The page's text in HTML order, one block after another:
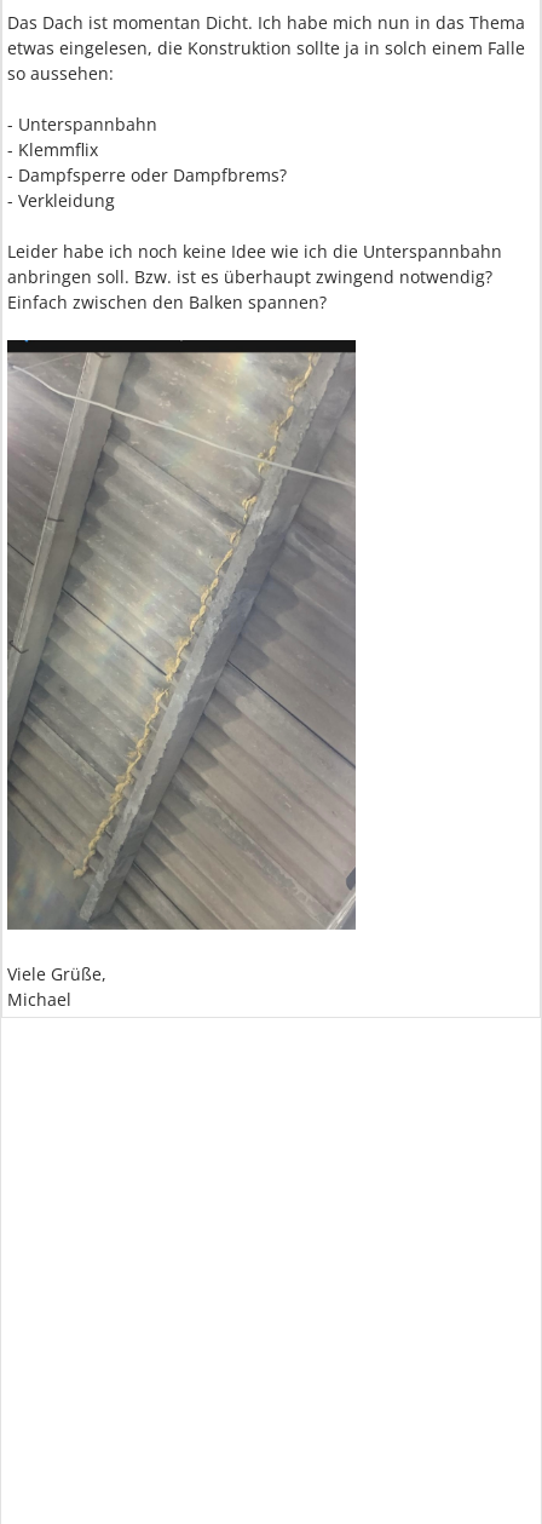
Das Dach ist momentan Dicht. Ich habe mich nun in das Thema
etwas eingelesen, die Konstruktion sollte ja in solch einem Falle
so aussehen:
- Unterspannbahn
- Klemmflix
- Dampfsperre oder Dampfbrems?
- Verkleidung
Leider habe ich noch keine Idee wie ich die Unterspannbahn
anbringen soll. Bzw. ist es überhaupt zwingend notwendig?
Einfach zwischen den Balken spannen?
Viele Grüße,
Michael